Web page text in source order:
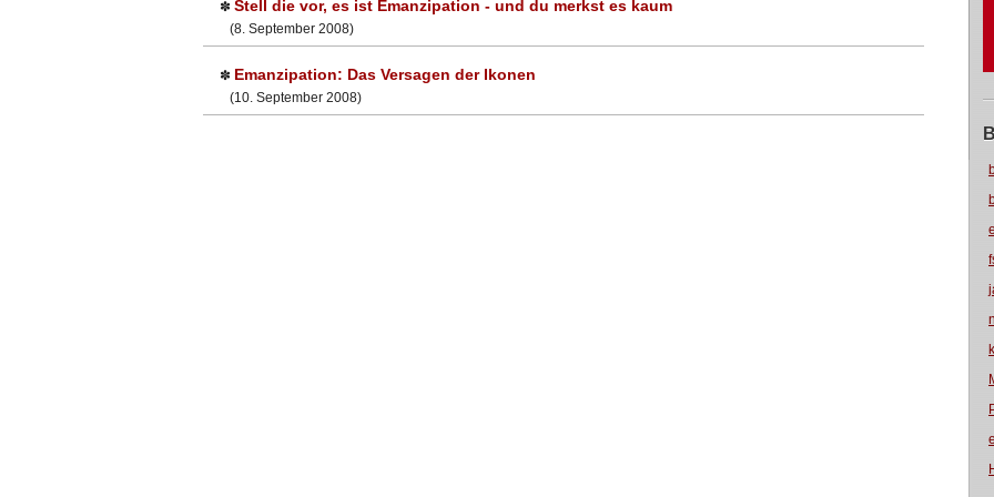
✽ Stell die vor, es ist Emanzipation - und du merkst es kaum
(8. September 2008)
✽ Emanzipation: Das Versagen der Ikonen
(10. September 2008)